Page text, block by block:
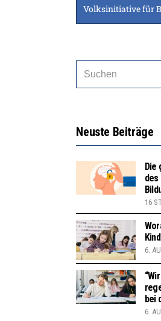
Volksinitiative für
Neuste Beiträge
des
16
6.
bei
6.